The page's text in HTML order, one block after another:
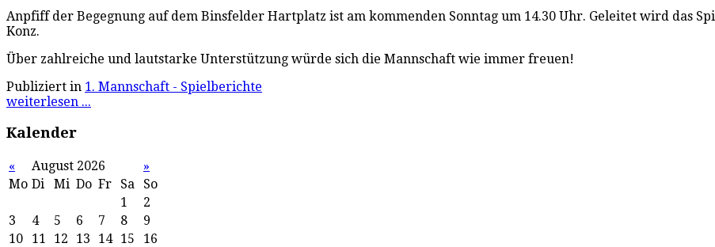
Anpfiff der Begegnung auf dem Binsfelder Hartplatz ist am kommenden Sonntag um 14.30 Uhr. Geleitet wird das
Konz.
Über zahlreiche und lautstarke Unterstützung würde sich die Mannschaft wie immer freuen!
Publiziert in 1. Mannschaft - Spielberichte
weiterlesen ...
Kalender
« August 2026
»
Mo Di Mi Do Fr Sa
So
1
2
3
4 5 6 7 8
9
10
11 12 13 14 15
16